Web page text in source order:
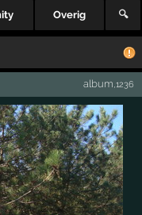
Overig 🔍
album ,1236